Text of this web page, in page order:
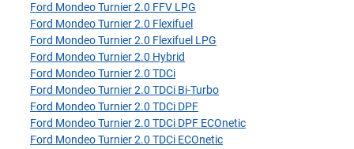
Ford Mondeo Turnier 2.0 FFV LPG
Ford Mondeo Turnier 2.0 Flexifuel
Ford Mondeo Turnier 2.0 Flexifuel LPG
Ford Mondeo Turnier 2.0 Hybrid
Ford Mondeo Turnier 2.0 TDCi
Ford Mondeo Turnier 2.0 TDCi Bi-Turbo
Ford Mondeo Turnier 2.0 TDCi DPF
Ford Mondeo Turnier 2.0 TDCi DPF ECOnetic
Ford Mondeo Turnier 2.0 TDCi ECOnetic